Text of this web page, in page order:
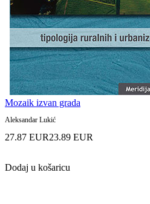
Mozaik izvan grada
Aleksandar Lukić
27.87 EUR23.89 EUR
Dodaj u košaricu